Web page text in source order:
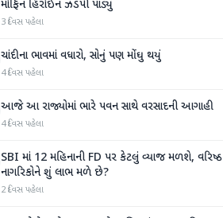
મોર્ફિન હિરોઈન ઝડપી પાડ્યું
3 દિવસ પહેલા
ચાંદીના ભાવમાં વધારો, સોનું પણ મોંઘુ થયું
4 દિવસ પહેલા
આજે આ રાજ્યોમાં ભારે પવન સાથે વરસાદની આગાહી
4 દિવસ પહેલા
SBI માં 12 મહિનાની FD પર કેટલું વ્યાજ મળશે, વરિષ્ઠ
નાગરિકોને શું લાભ મળે છે?
2 દિવસ પહેલા